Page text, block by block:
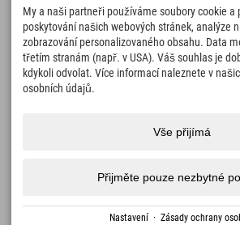
Čas na chvilky objevitelů
166
Horská jezera a
Stezky pro pěší turistiku a
Přístupnost tisk Certifikáty
My a naši partneři používáme soubory cookie a
poskytování našich webových stránek, analýze
zobrazování personalizovaného obsahu. Data
třetím stranám (např. v USA). Váš souhlas je
kdykoli odvolat. Více informací naleznete v
osobních údajů.
Vše přijímá
Přijměte pouze nezbytné
Nastavení · Zásady ochrany